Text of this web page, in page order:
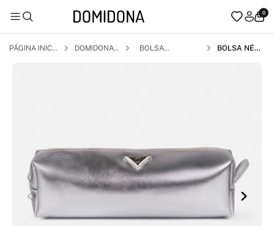
0
PÁGINA INICI
DOMIDONA BOLSA
BOLSA NÉCE